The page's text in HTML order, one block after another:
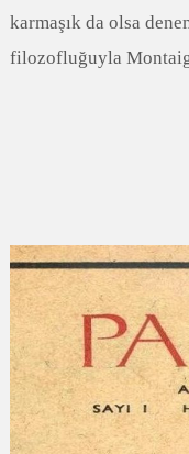
karmaşık da olsa
filozofluğuyla